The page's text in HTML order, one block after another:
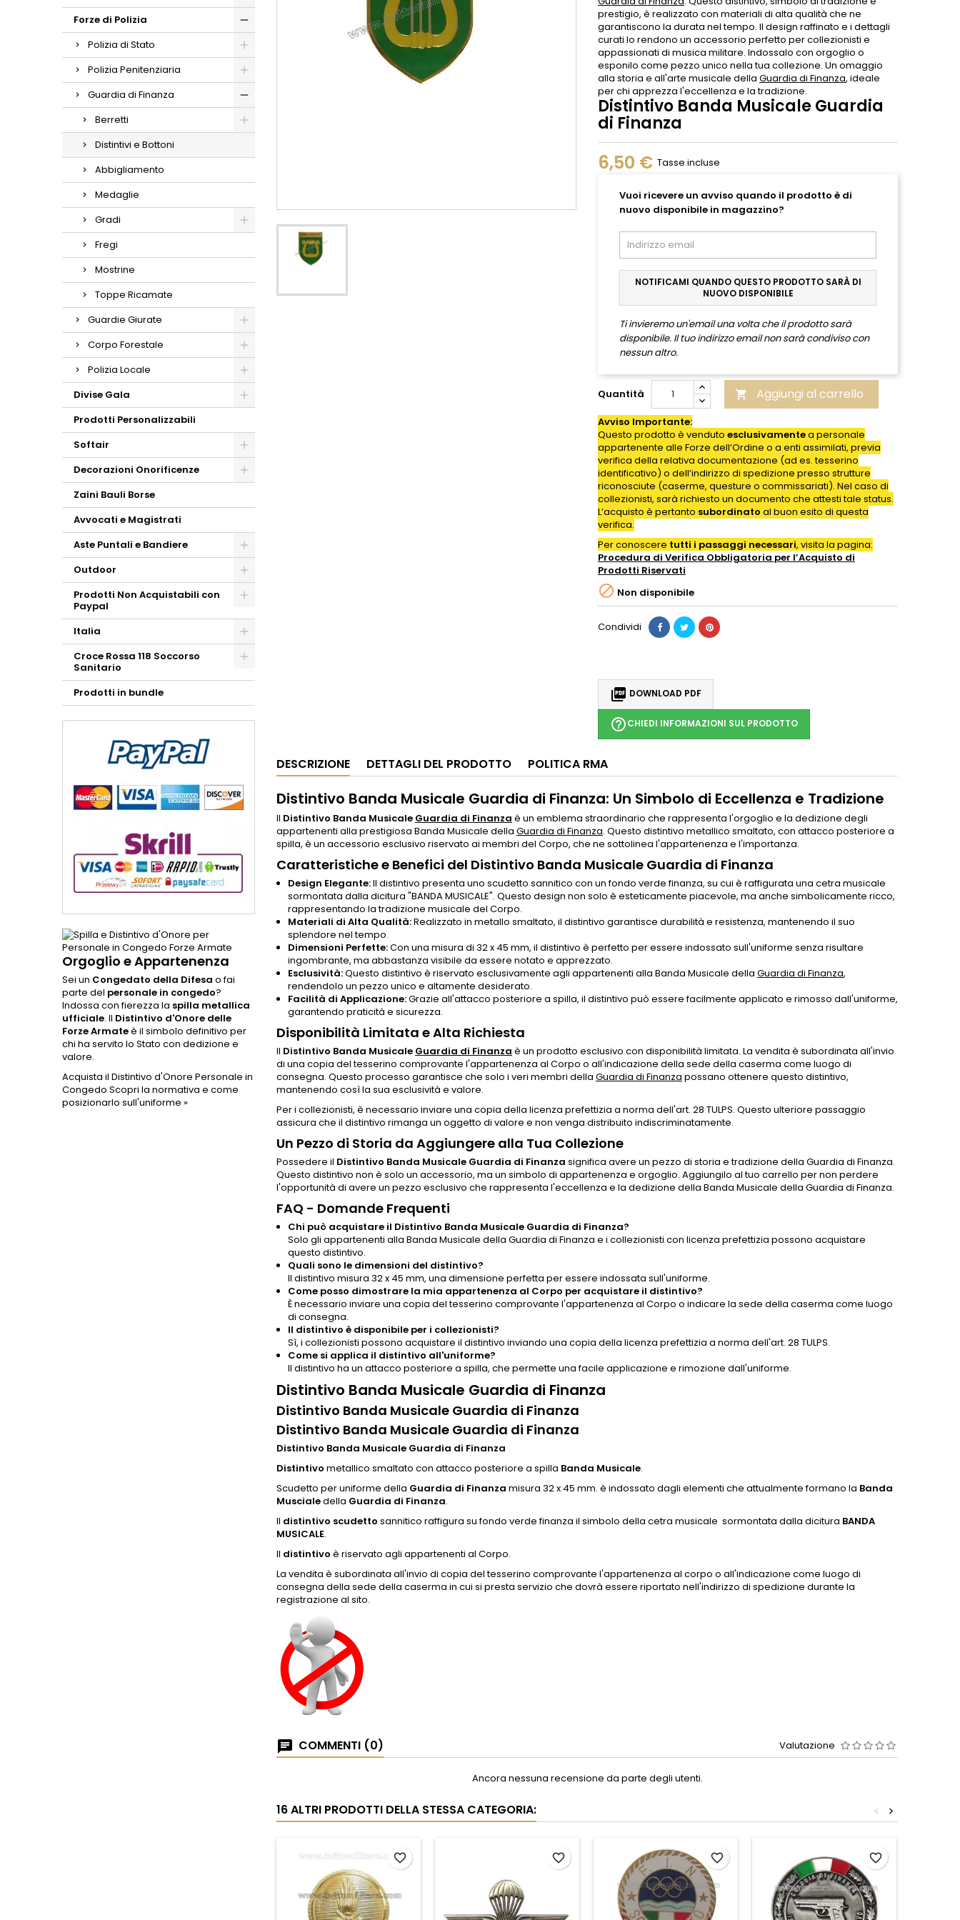
Forze di Polizia
Polizia di Stato
Polizia Penitenziaria
Guardia di Finanza
Berretti
Distintivi e Bottoni
Abbigliamento
Medaglie
Gradi
Fregi
Mostrine
Toppe Ricamate
Guardie Giurate
Corpo Forestale
Polizia Locale
Divise Gala
Prodotti Personalizzabili
Softair
Decorazioni Onorificenze
Zaini Bauli Borse
Avvocati e Magistrati
Aste Puntali e Bandiere
Outdoor
Prodotti Non Acquistabili con
Paypal
Italia
Croce Rossa 118 Soccorso
Sanitario
Prodotti in bundle
Orgoglio e Appartenenza
Sei un Congedato della Difesa o fai
parte del personale in congedo?
Indossa con fierezza la spilla metallica
ufficiale. Il Distintivo d'Onore delle
Forze Armateè il simbolo definitivo per
chi ha servito lo Stato con dedizione e
valore.
Acquista il Distintivo d'Onore Personale in
Congedo Scopri la normativa e come
posizionarlo sull'uniforme »
prestigio, è realizzato con materiali di alta qualità che ne
garantiscono la durata nel tempo. Il design raffinato e i dettagli
curati lo rendono un accessorio perfetto per collezionisti e
appassionati di musica militare. Indossalo con orgoglio o
esponilo come pezzo unico nella tua collezione. Un omaggio
alla storia e all'arte musicale della Guardia di Finanza, ideale
per chi apprezza l'eccellenza e la tradizione.
Distintivo Banda Musicale Guardia
di Finanza
6,50 € Tasse incluse
Vuoi ricevere un avviso quando il prodotto è di
nuovo disponibile in magazzino?
NOTIFICAMI QUANDO QUESTO PRODOTTO SARÀ DI
NUOVO DISPONIBILE
Ti invieremo un'email una volta che il prodotto sarà
disponibile. Il tuo indirizzo email non sarà condiviso con
nessun altro.
Quantità  Aggiungi al carrello
Avviso Importante:
Questo prodotto è venduto esclusivamentea personale
appartenente alle Forze dell’Ordine o a enti assimilati, previa
verifica della relativa documentazione (ad es. tesserino
identificativo) o dell’indirizzo di spedizione presso strutture
riconosciute (caserme, questure o commissariati). Nel caso di
collezionisti, sarà richiesto un documento che attesti tale status.
L’acquisto è pertanto subordinato al buon esito di questa
verifica.
Per conoscere tutti i passaggi necessari, visita la pagina:
Procedura di Verifica Obbligatoria per l’Acquisto di
Prodotti Riservati
 Non disponibile
Condividi
 DOWNLOAD PDF
help_outlineCHIEDI INFORMAZIONI SUL PRODOTTO
DESCRIZIONE DETTAGLI DEL PRODOTTO POLITICA RMA
Distintivo Banda Musicale Guardia di Finanza: Un Simbolo di Eccellenza e Tradizione
Il Distintivo Banda Musicale Guardia di Finanza è un emblema straordinario che rappresenta l'orgoglio e la dedizione degli
appartenenti alla prestigiosa Banda Musicale della Guardia di Finanza. Questo distintivo metallico smaltato, con attacco posteriore a
spilla, è un accessorio esclusivo riservato ai membri del Corpo, che ne sottolinea l'appartenenza e l'importanza.
Caratteristiche e Benefici del Distintivo Banda Musicale Guardia di Finanza
Design Elegante:Il distintivo presenta uno scudetto sannitico con un fondo verde finanza, su cui è raffigurata una cetra musicale
sormontata dalla dicitura "BANDA MUSICALE". Questo design non solo è esteticamente piacevole, ma anche simbolicamente ricco,
rappresentando la tradizione musicale del Corpo.
Materiali di Alta Qualità:Realizzato in metallo smaltato, il distintivo garantisce durabilità e resistenza, mantenendo il suo
splendore nel tempo.
Dimensioni Perfette:Con una misura di 32 x 45 mm, il distintivo è perfetto per essere indossato sull'uniforme senza risultare
ingombrante, ma abbastanza visibile da essere notato e apprezzato.
Esclusività:Questo distintivo è riservato esclusivamente agli appartenenti alla Banda Musicale della Guardia di Finanza,
rendendolo un pezzo unico e altamente desiderato.
Facilità di Applicazione:Grazie all'attacco posteriore a spilla, il distintivo può essere facilmente applicato e rimosso dall'uniforme,
garantendo praticità e sicurezza.
Disponibilità Limitata e Alta Richiesta
Il Distintivo Banda Musicale Guardia di Finanza è un prodotto esclusivo con disponibilità limitata. La vendita è subordinata all'invio
di una copia del tesserino comprovante l'appartenenza al Corpo o all'indicazione della sede della caserma come luogo di
consegna. Questo processo garantisce che solo i veri membri della Guardia di Finanza possano ottenere questo distintivo,
mantenendo così la sua esclusività e valore.
Per i collezionisti, è necessario inviare una copia della licenza prefettizia a norma dell'art. 28 TULPS. Questo ulteriore passaggio
assicura che il distintivo rimanga un oggetto di valore e non venga distribuito indiscriminatamente.
Un Pezzo di Storia da Aggiungere alla Tua Collezione
Possedere il Distintivo Banda Musicale Guardia di Finanza significa avere un pezzo di storia e tradizione della Guardia di Finanza.
Questo distintivo non è solo un accessorio, ma un simbolo di appartenenza e orgoglio. Aggiungilo al tuo carrello per non perdere
l'opportunità di avere un pezzo esclusivo che rappresenta l'eccellenza e la dedizione della Banda Musicale della Guardia di Finanza.
FAQ - Domande Frequenti
Chi può acquistare il Distintivo Banda Musicale Guardia di Finanza?
Solo gli appartenenti alla Banda Musicale della Guardia di Finanza e i collezionisti con licenza prefettizia possono acquistare
questo distintivo.
Quali sono le dimensioni del distintivo?
Il distintivo misura 32 x 45 mm, una dimensione perfetta per essere indossata sull'uniforme.
Come posso dimostrare la mia appartenenza al Corpo per acquistare il distintivo?
È necessario inviare una copia del tesserino comprovante l'appartenenza al Corpo o indicare la sede della caserma come luogo
di consegna.
Il distintivo è disponibile per i collezionisti?
Sì, i collezionisti possono acquistare il distintivo inviando una copia della licenza prefettizia a norma dell'art. 28 TULPS.
Come si applica il distintivo all'uniforme?
Il distintivo ha un attacco posteriore a spilla, che permette una facile applicazione e rimozione dall'uniforme.
Distintivo Banda Musicale Guardia di Finanza
Distintivo Banda Musicale Guardia di Finanza
Distintivo Banda Musicale Guardia di Finanza
Distintivo Banda Musicale Guardia di Finanza
Distintivo metallico smaltato con attacco posteriore a spilla Banda Musicale.
Scudetto per uniforme della Guardia di Finanza misura 32 x 45 mm. è indossato dagli elementi che attualmente formano la Banda
Muscialedella Guardia di Finanza.
Il distintivo scudetto sannitico raffigura su fondo verde finanza il simbolo della cetra musicale sormontata dalla dicitura BANDA
MUSICALE.
Il distintivo è riservato agli appartenenti al Corpo.
La vendita è subordinata all'invio di copia del tesserino comprovante l'appartenenza al corpo o all'indicazione come luogo di
consegna della sede della caserma in cui si presta servizio che dovrà essere riportato nell'indirizzo di spedizione durante la
registrazione al sito.
COMMENTI (0) Valutazione
Ancora nessuna recensione da parte degli utenti.
16 ALTRI PRODOTTI DELLA STESSA CATEGORIA: >
<
favorite_border favorite_border favorite_border favorite_border